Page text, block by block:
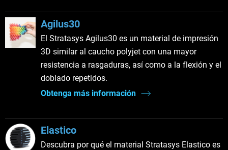
Agilus30
El Stratasys Agilus30 es un material de impresión
3D similar al caucho polyjet con una mayor
resistencia a rasgaduras, así como a la flexión y el
doblado repetidos.
Obtenga más información
Elastico
Descubra por qué el material Stratasys Elastico es